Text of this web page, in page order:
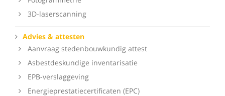
3D-laserscanning
Advies & attesten
Aanvraag stedenbouwkundig attest
Asbestdeskundige inventarisatie
EPB-verslaggeving
Energieprestatiecertificaten (EPC)